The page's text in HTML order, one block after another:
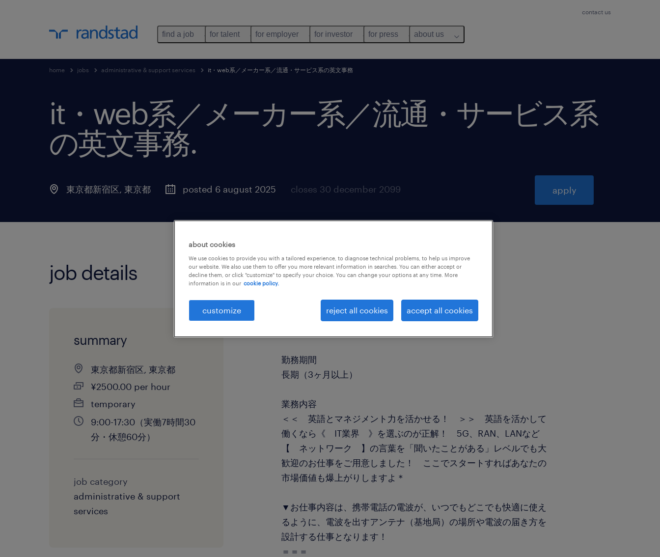
contact us
find a job for talent for employer for investor for press about us
home jobs administrative & support services it・web系／メーカー系／流通・サービス系の英文事務
it・web系／メーカー系／流通・サービス系
の英文事務.
東京都新宿区, 東京都 posted 6 august 2025 closes 30 december 2099 apply
job details
summary
東京都新宿区, 東京都
¥2500.00 per hour
temporary
9:00-17:30（実働7時間30
分・休憩60分）
job category
administrative & support
services
勤務期間
長期（3ヶ月以上）
業務内容
＜＜ 英語とマネジメント力を活かせる！ ＞＞ 英語を活かして
働くなら《 IT業界 》を選ぶのが正解！ 5G、RAN、LANなど
【 ネットワーク 】の言葉を「聞いたことがある」レベルでも大
歓迎のお仕事をご用意しました！ ここでスタートすればあなたの
市場価値も爆上がりしますよ＊
▼お仕事内容は、携帯電話の電波が、いつでもどこでも快適に使え
るように、電波を出すアンテナ（基地局）の場所や電波の届き方を
設計する仕事となります！
＝＝＝
about cookies
We use cookies to provide you with a tailored experience, to diagnose technical problems, to help us improve
our website. We also use them to offer you more relevant information in searches. You can either accept or
decline them, or click "customize" to specify your choice. You can change your options at any time. More
information is in our cookie policy.
customize reject all cookies accept all cookies